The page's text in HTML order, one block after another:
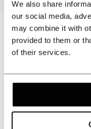
We also share
our social media,
may combine it with
provided to them or
of their services.
¿Podemos